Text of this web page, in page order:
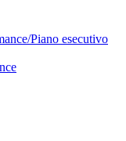
Piano esecutivo